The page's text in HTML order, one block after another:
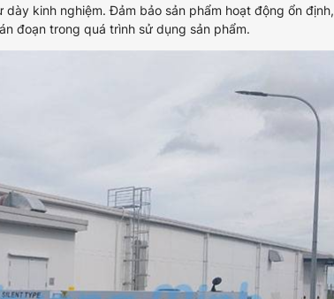
kinh nghiệm. Đảm bảo sản phẩm hoạt động ổn định,
đoạn trong quá trình sử dụng sản phẩm.